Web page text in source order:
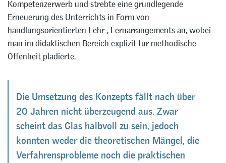
Kompetenzerwerb und strebte eine grundlegende
Erneuerung des Unterrichts in Form von
handlungsorientierten Lehr-, Lernarrangements an, wobei
man im didaktischen Bereich explizit für methodische
Offenheit plädierte.
Die Umsetzung des Konzepts fällt nach über
20 Jahren nicht überzeugend aus. Zwar
scheint das Glas halbvoll zu sein, jedoch
konnten weder die theoretischen Mängel, die
Verfahrensprobleme noch die praktischen